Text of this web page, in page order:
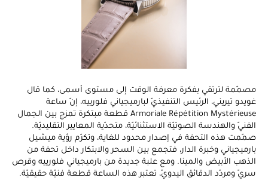
مصمّمة لترتقي بفكرة معرفة الوقت إلى مستوى أسمى، كما قال
غويدو تيريني، الرئيس التنفيذيّ لبارميجياني فلورييه، إنّ ساعة
Armoriale Répétition Mystérieuse قطعة مبتكرة تمزج بين الجمال
الفنيّ والهندسة الصوتيّة الاستثنائيّة، متحدّية المعايير التقليديّة.
صمّمت هذه التحفة في إصدار محدود للغاية، وتكرّم رؤية ميشيل
بارميجياني وخبرة الدار، فتجمع بين السحر والابتكار داخل تحفة من
الذهب الأبيض والمينا. ومع علبة جديدة من بارميجياني فلورييه وقرص
سريّ ومردّد الدقائق اليدويّ، تعتبر هذه الساعة قطعة فنيّة حقيقيّة.